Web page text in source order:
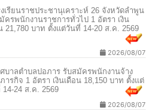
เรียนราชประชานุเคราะห์ 26 จังหวัดลำพูน
ครพนักงานราชการทั่วไป 1 อัตรา เงิน
21,780 บาท ตั้งแต่วันที่ 14-20 ส.ค. 2569
2026/08/07
ศบาลตำบลปอภาร รับสมัครพนักงานจ้าง
ารกิจ 1 อัตรา เงินเดือน 18,150 บาท ตั้งแต่
14-24 ส.ค. 2569
2026/08/07